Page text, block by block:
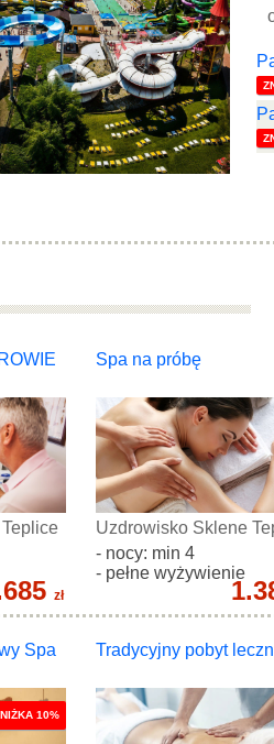
zł
Spa na próbę
Uzdrowisko Sklene
- nocy: min 4
- pełne wyżywienie
Spa
10%
Tradycyjny pobyt